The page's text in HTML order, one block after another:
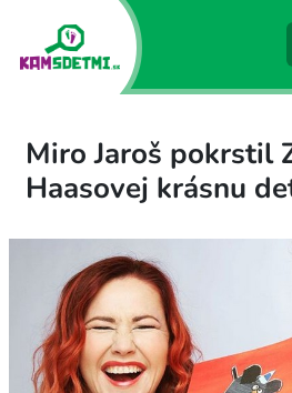
Miro Jaroš pokrstil
Haasovej krásnu